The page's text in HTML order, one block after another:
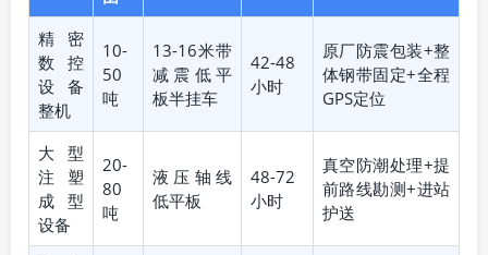
精密
数控
设备
整机
10-
50
吨
13-16米带
减震低平
板半挂车
42-48
小时
原厂防震包装+整
体钢带固定+全程
GPS定位
大型
注塑
成型
设备
20-
80
吨
液压轴线
低平板
48-72
小时
真空防潮处理+提
前路线勘测+进站
护送